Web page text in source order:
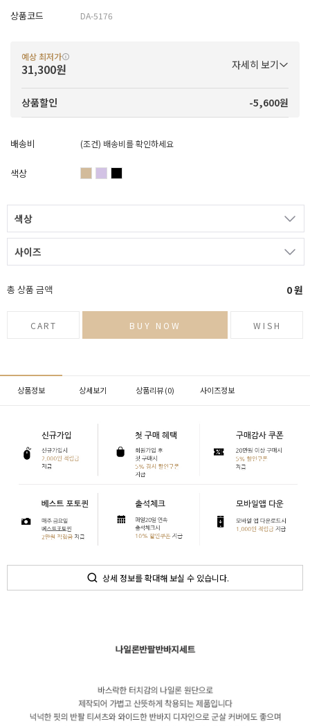
상품코드 DA-5176
예상 최저가
31,300원 자세히 보기
상품할인 -5,600원
배송비 (조건) 배송비를 확인하세요
색상
색상
사이즈
총 상품 금액 0원
CART BUY NOW WISH
상품정보 상세보기 상품리뷰 (0) 사이즈정보
상세 정보를 확대해 보실 수 있습니다.